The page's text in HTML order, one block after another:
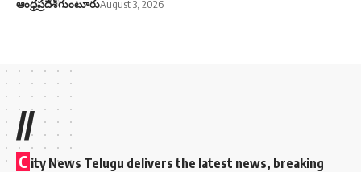
ఆంధ్రప్రదేశ్గుంటూరుAugust 3, 2026
//
C ity News Telugu delivers the latest news, breaking